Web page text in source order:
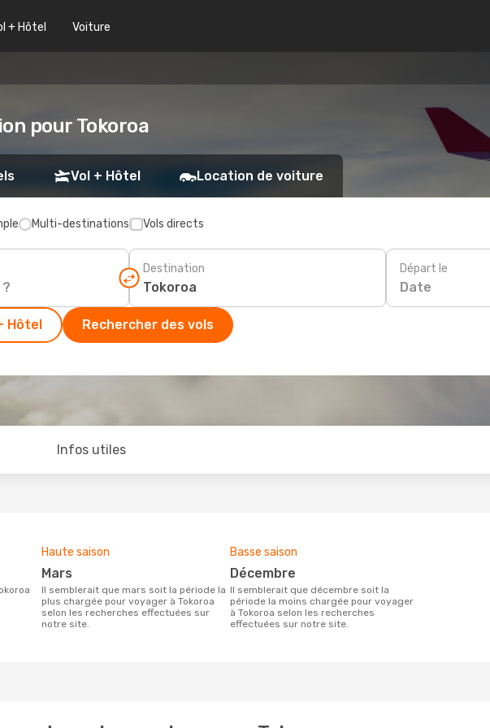
+ Hôtel Voiture
pour Tokoroa
Vol + Hôtel Location de voiture
Multi-destinations Vols directs
Destination Départ le
Date
Hôtel Rechercher des vols
Infos utiles
Haute saison
mars
Il semblerait que mars soit la période la
plus chargée pour voyager à Tokoroa
selon les recherches effectuées sur
notre site.
Basse saison
décembre
Il semblerait que décembre soit la
période la moins chargée pour voyager
à Tokoroa selon les recherches
effectuées sur notre site.